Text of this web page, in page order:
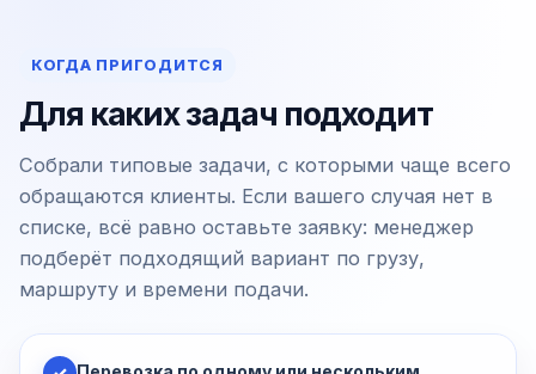
КОГДА ПРИГОДИТСЯ
Для каких задач подходит
Собрали типовые задачи, с которыми чаще всего
обращаются клиенты. Если вашего случая нет в
списке, всё равно оставьте заявку: менеджер
подберёт подходящий вариант по грузу,
маршруту и времени подачи.